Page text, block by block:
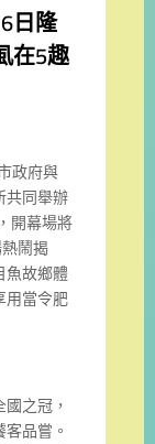
日隆
在5趣
政府與
共同舉辦
開幕場將
鬧揭
魚故鄉體
用當令肥
之冠，
品嘗。